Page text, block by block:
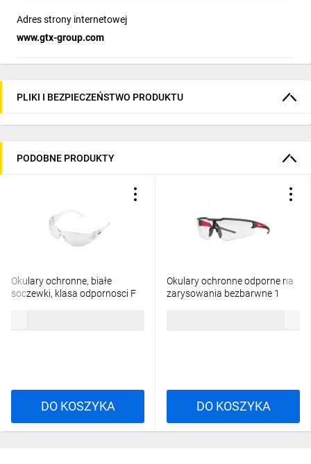
Adres strony internetowej
www.gtx-group.com
PLIKI I BEZPIECZEŃSTWO PRODUKTU
PODOBNE PRODUKTY
Okulary ochronne, białe
soczewki, klasa odpornosci F
DO KOSZYKA
Okulary ochronne odporne na
zarysowania bezbarwne 1
DO KOSZYKA